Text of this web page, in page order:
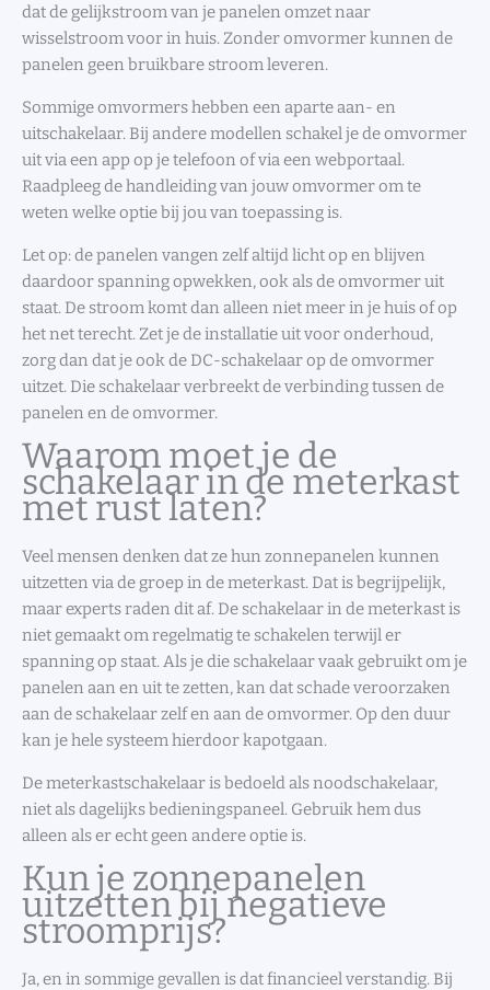
dat de gelijkstroom van je panelen omzet naar
wisselstroom voor in huis. Zonder omvormer kunnen de
panelen geen bruikbare stroom leveren.
Sommige omvormers hebben een aparte aan- en
uitschakelaar. Bij andere modellen schakel je de omvormer
uit via een app op je telefoon of via een webportaal.
Raadpleeg de handleiding van jouw omvormer om te
weten welke optie bij jou van toepassing is.
Let op: de panelen vangen zelf altijd licht op en blijven
daardoor spanning opwekken, ook als de omvormer uit
staat. De stroom komt dan alleen niet meer in je huis of op
het net terecht. Zet je de installatie uit voor onderhoud,
zorg dan dat je ook de DC-schakelaar op de omvormer
uitzet. Die schakelaar verbreekt de verbinding tussen de
panelen en de omvormer.
Waarom moet je de
schakelaar in de meterkast
met rust laten?
Veel mensen denken dat ze hun zonnepanelen kunnen
uitzetten via de groep in de meterkast. Dat is begrijpelijk,
maar experts raden dit af. De schakelaar in de meterkast is
niet gemaakt om regelmatig te schakelen terwijl er
spanning op staat. Als je die schakelaar vaak gebruikt om je
panelen aan en uit te zetten, kan dat schade veroorzaken
aan de schakelaar zelf en aan de omvormer. Op den duur
kan je hele systeem hierdoor kapotgaan.
De meterkastschakelaar is bedoeld als noodschakelaar,
niet als dagelijks bedieningspaneel. Gebruik hem dus
alleen als er echt geen andere optie is.
Kun je zonnepanelen
uitzetten bij negatieve
stroomprijs?
Ja, en in sommige gevallen is dat financieel verstandig. Bij